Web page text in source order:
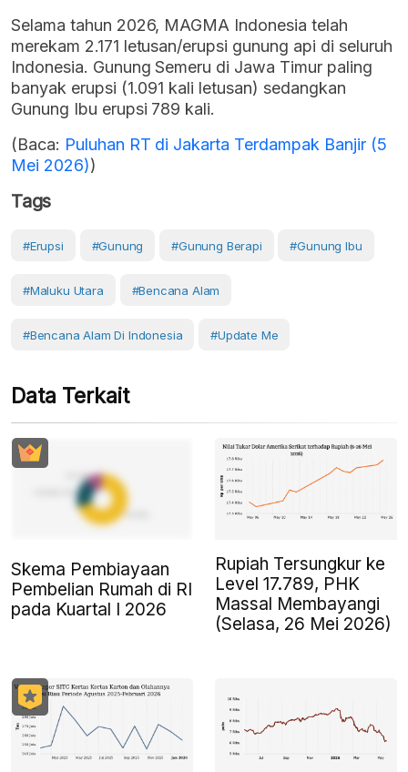
Selama tahun 2026, MAGMA Indonesia telah
merekam 2.171 letusan/erupsi gunung api di seluruh
Indonesia. Gunung Semeru di Jawa Timur paling
banyak erupsi (1.091 kali letusan) sedangkan
Gunung Ibu erupsi 789 kali.
(Baca: Puluhan RT di Jakarta Terdampak Banjir (5
Mei 2026))
Tags
#erupsi #Gunung #gunung Berapi #Gunung Ibu
#Maluku Utara #Bencana Alam
#Bencana Alam Di Indonesia #Update Me
Data Terkait
Skema Pembiayaan
Pembelian Rumah di RI
pada Kuartal I 2026
Rupiah Tersungkur ke
Level 17.789, PHK
Massal Membayangi
(Selasa, 26 Mei 2026)